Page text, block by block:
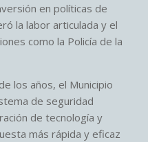
en políticas de
la labor articulada y el
como la Policía de la
los años, el Municipio
de seguridad
de tecnología y
más rápida y eficaz